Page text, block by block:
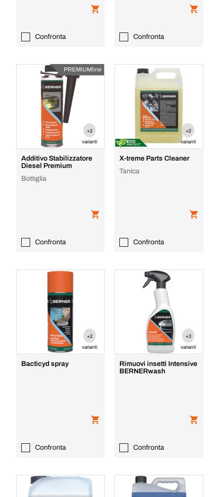
Confronta Confronta
PREMIUMline
+2
varianti
Additivo Stabilizzatore
Diesel Premium
Bottiglia
Confronta
+2
varianti
X-treme Parts Cleaner
Tanica
Confronta
+2
varianti
Bacticyd spray
Confronta
+3
varianti
Rimuovi insetti Intensive
BERNERwash
Confronta